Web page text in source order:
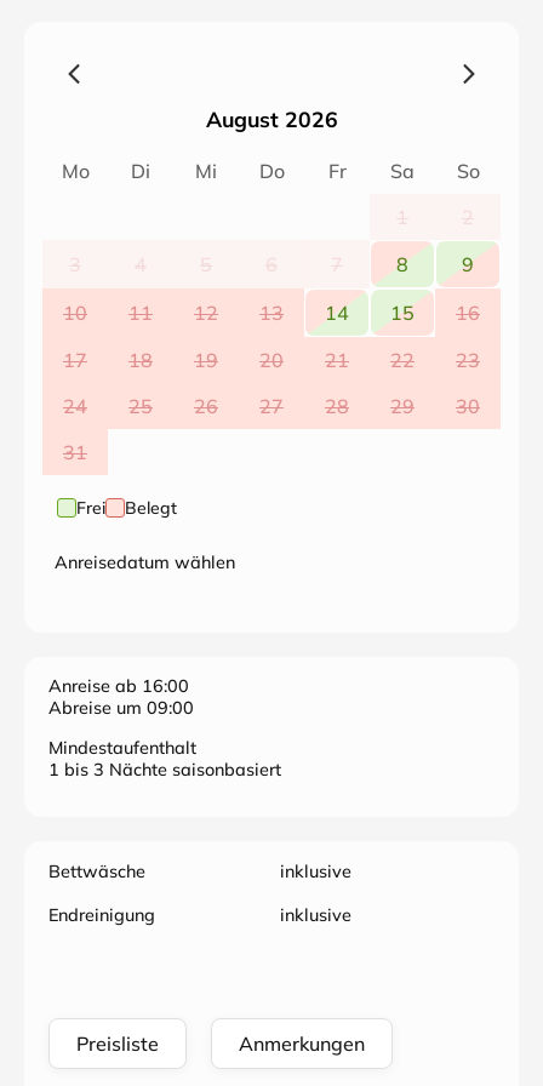
August 2026
Mo Di Mi Do Fr Sa
So
1
2
3
4 5 6 7 8
9
10
11 12 13 14 15
16
17
18 19 20 21 22
23
24
25 26 27 28 29
30
31
Frei Belegt
Anreisedatum wählen
Anreise ab 16:00
Abreise um 09:00
Mindestaufenthalt
1 bis 3 Nächte saisonbasiert
Bettwäsche
inklusive
Endreinigung
inklusive
Preisliste Anmerkungen